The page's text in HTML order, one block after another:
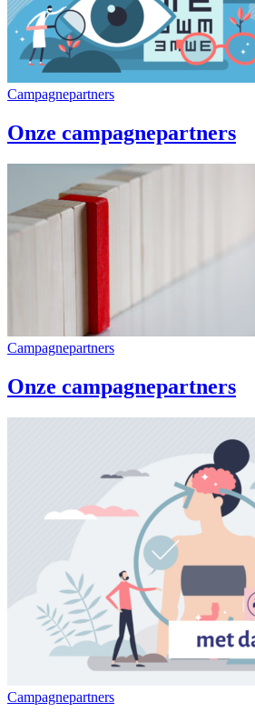
Campagnepartners
Onze campagnepartners
Campagnepartners
Onze campagnepartners
Campagnepartners